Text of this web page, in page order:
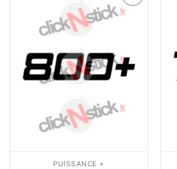
Ajouter
PUISSANCE +